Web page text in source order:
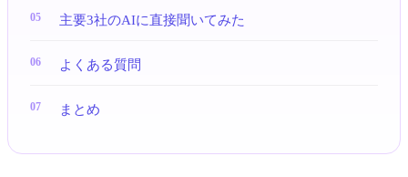
主要3社のAIに直接聞いてみた
よくある質問
まとめ